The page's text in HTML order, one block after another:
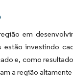
em
estão investindo
e, como
a região